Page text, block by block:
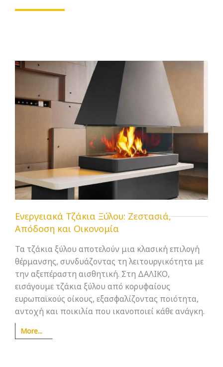
Ενεργειακά Τζάκια Ξύλου: Ζεστασιά,
Απόδοση και Οικονομία
Τα τζάκια ξύλου αποτελούν μια κλασική επιλογή
θέρμανσης, συνδυάζοντας τη λειτουργικότητα με
την αξεπέραστη αισθητική. Στη ΔΑΛΙΚΟ,
εισάγουμε τζάκια ξύλου από κορυφαίους
ευρωπαϊκούς οίκους, εξασφαλίζοντας ποιότητα,
αντοχή και ποικιλία που ικανοποιεί κάθε ανάγκη.
More...